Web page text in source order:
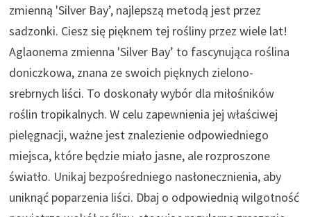
zmienną 'Silver Bay’, najlepszą metodą jest przez
sadzonki. Ciesz się pięknem tej rośliny przez wiele lat!
Aglaonema zmienna 'Silver Bay’ to fascynująca roślina
doniczkowa, znana ze swoich pięknych zielono-
srebrnych liści. To doskonały wybór dla miłośników
roślin tropikalnych. W celu zapewnienia jej właściwej
pielęgnacji, ważne jest znalezienie odpowiedniego
miejsca, które będzie miało jasne, ale rozproszone
światło. Unikaj bezpośredniego nasłonecznienia, aby
uniknąć poparzenia liści. Dbaj o odpowiednią wilgotność